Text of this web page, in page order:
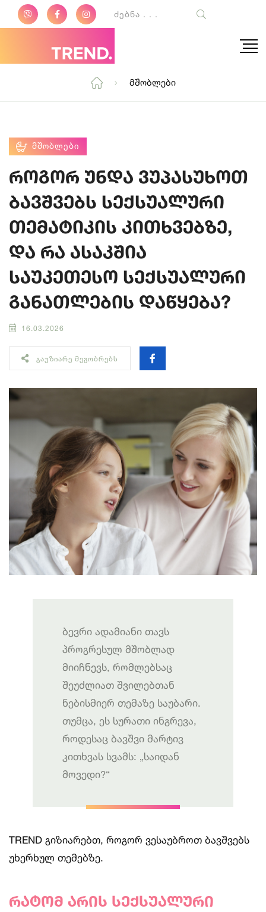
Მშობლები
ᲛᲨᲝᲑᲚᲔᲑᲘ
როგორ უნდა ვუპასუხოთ
ბავშვებს სექსუალური
თემატიკის კითხვებზე,
და რა ასაკშია
საუკეთესო სექსუალური
განათლების დაწყება?
16.03.2026
ᲒᲐᲣᲖᲘᲐᲠᲔ ᲛᲔᲒᲝᲑᲠᲔᲑᲡ
ბევრი ადამიანი თავს
პროგრესულ მშობლად
მიიჩნევს, რომლებსაც
შეუძლიათ შვილებთან
ნებისმიერ თემაზე საუბარი.
თუმცა, ეს სურათი ინგრევა,
როდესაც ბავშვი მარტივ
კითხვას სვამს: „საიდან
მოვედი?“
TREND გიზიარებთ, როგორ ვესაუბროთ ბავშვებს
უხერხულ თემებზე.
რატომ არის სექსუალური